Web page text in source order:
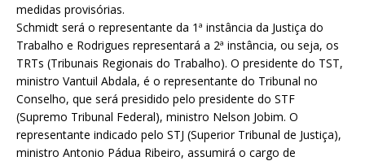
medidas provisórias.
Schmidt será o representante da 1ª instância da Justiça do
Trabalho e Rodrigues representará a 2ª instância, ou seja, os
TRTs (Tribunais Regionais do Trabalho). O presidente do TST,
ministro Vantuil Abdala, é o representante do Tribunal no
Conselho, que será presidido pelo presidente do STF
(Supremo Tribunal Federal), ministro Nelson Jobim. O
representante indicado pelo STJ (Superior Tribunal de Justiça),
ministro Antonio Pádua Ribeiro, assumirá o cargo de